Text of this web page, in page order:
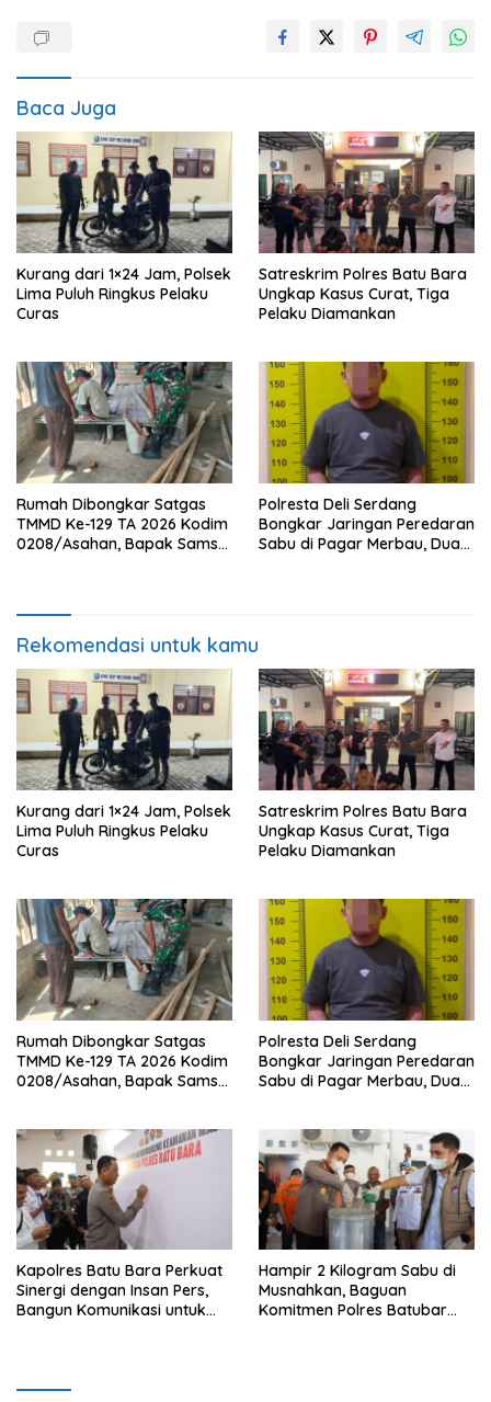
Baca Juga
Kurang dari 1×24 Jam, Polsek
Lima Puluh Ringkus Pelaku
Curas
Satreskrim Polres Batu Bara
Ungkap Kasus Curat, Tiga
Pelaku Diamankan
Rumah Dibongkar Satgas
TMMD Ke-129 TA 2026 Kodim
0208/Asahan, Bapak Samsul
Polresta Deli Serdang
Bongkar Jaringan Peredaran
Sabu di Pagar Merbau, Dua
Rekomendasi untuk kamu
Kurang dari 1×24 Jam, Polsek
Lima Puluh Ringkus Pelaku
Curas
Satreskrim Polres Batu Bara
Ungkap Kasus Curat, Tiga
Pelaku Diamankan
Rumah Dibongkar Satgas
TMMD Ke-129 TA 2026 Kodim
0208/Asahan, Bapak Samsul
Segera Terwujud
Polresta Deli Serdang
Bongkar Jaringan Peredaran
Sabu di Pagar Merbau, Dua
Kapolres Batu Bara Perkuat
Sinergi dengan Insan Pers,
Bangun Komunikasi untuk
Hampir 2 Kilogram Sabu di
Musnahkan, Baguan
Komitmen Polres Batubar